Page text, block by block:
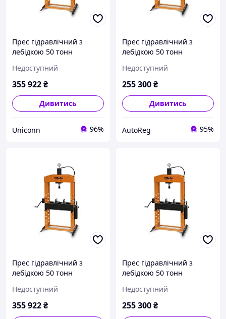
Прес гідравлічний з
лебідкою 50 тонн
Недоступний
355 922₴
Дивитись
Uniconn 96%
Прес гідравлічний з
лебідкою 50 тонн
Недоступний
255 300₴
Дивитись
AutoReg 95%
Прес гідравлічний з
лебідкою 50 тонн
Недоступний
355 922₴
Прес гідравлічний з
лебідкою 50 тонн
Недоступний
255 300₴